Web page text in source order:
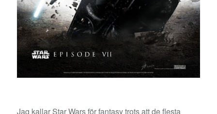
Jag kallar Star Wars för fantasy trots att de flesta